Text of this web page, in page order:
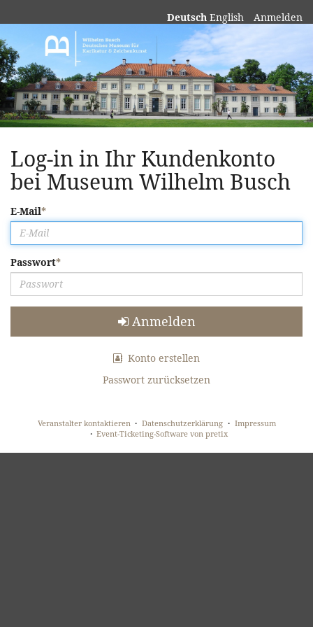
Deutsch English Anmelden
Museum
Wilhelm
Busch
Log-in in Ihr Kundenkonto
bei Museum Wilhelm Busch
E-Mail
Passwort
Anmelden
Konto erstellen
Passwort zurücksetzen
Veranstalter kontaktieren Datenschutzerklärung
Impressum
Event-Ticketing-Software von pretix